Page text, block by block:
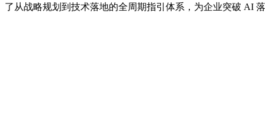
了从战略规划到技术落地的全周期指引体系，为企业突破 AI